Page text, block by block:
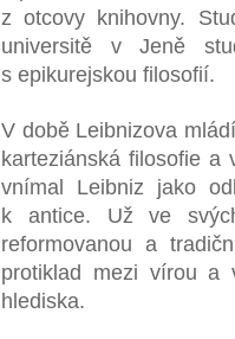
z otcovy knihovny.
universitě v Jeně
s epikurejskou filosofií.
V době Leibnizova
karteziánská filosofie a
vnímal Leibniz jako
k antice. Už ve
reformovanou a
protiklad mezi vírou a
hlediska.